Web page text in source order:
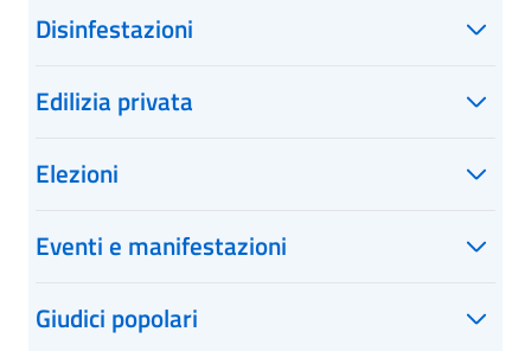
Disinfestazioni
Edilizia privata
Elezioni
Eventi e manifestazioni
Giudici popolari